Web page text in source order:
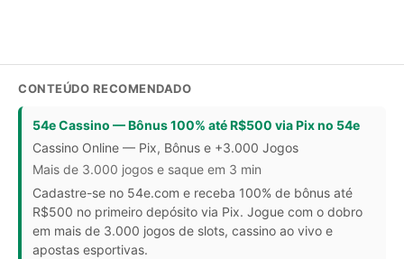
CONTEÚDO RECOMENDADO
54e Cassino — Bônus 100% até R$500 via Pix no 54e
Cassino Online — Pix, Bônus e +3.000 Jogos
Mais de 3.000 jogos e saque em 3 min
Cadastre-se no 54e.com e receba 100% de bônus até
R$500 no primeiro depósito via Pix. Jogue com o dobro
em mais de 3.000 jogos de slots, cassino ao vivo e
apostas esportivas.